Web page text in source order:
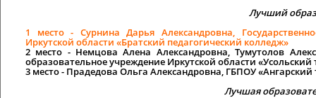
Лучший
1 место- Сурнина Дарья Александровна,
Иркутской области «Братский педагогический колледж»
2 место - Немцова Алена Александровна, Тумутолов
образовательное учреждение Иркутской области
3 место- Прадедова Ольга Александровна, ГБПОУ
Лучшая